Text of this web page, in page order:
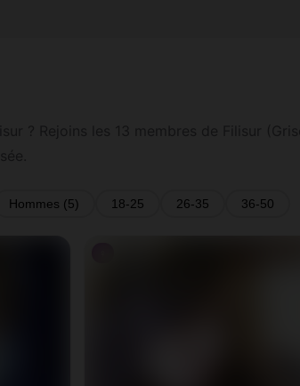
Hommes (5) 18-25 26-35 36-50